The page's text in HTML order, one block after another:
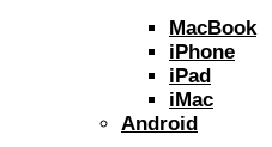
MacBook
iPhone
iPad
iMac
Android